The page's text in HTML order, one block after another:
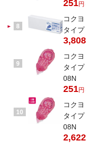
251円
8
コク
タイ
3,808
9
コク
タイ
08N
251円
10
コク
タイ
08N
2,622